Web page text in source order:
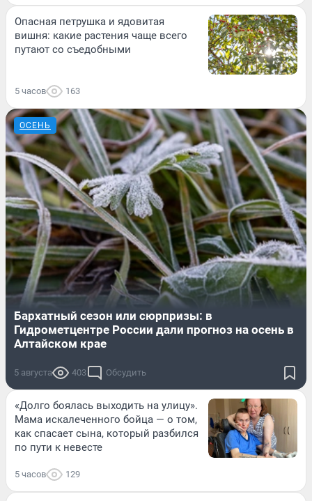
Опасная петрушка и ядовитая
вишня: какие растения чаще всего
путают со съедобными
5 часов 163
ОСЕНЬ
Бархатный сезон или сюрпризы: в
Гидрометцентре России дали прогноз на осень в
Алтайском крае
5 августа 403 Обсудить
«Долго боялась выходить на улицу».
Мама искалеченного бойца — о том,
как спасает сына, который разбился
по пути к невесте
5 часов 129